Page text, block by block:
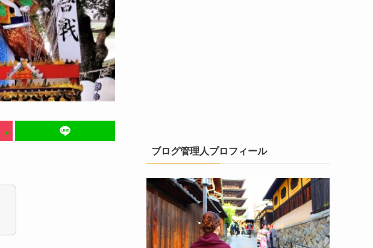
ブログ管理人プロフィール